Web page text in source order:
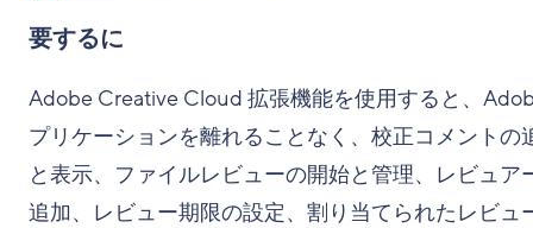
要するに
Adobe Creative Cloud 拡張機能を使用すると、
プリケーションを離れることなく、校正コメントの
と表示、ファイルレビューの開始と管理、レビュア
追加、レビュー期限の設定、割り当てられたレビュ